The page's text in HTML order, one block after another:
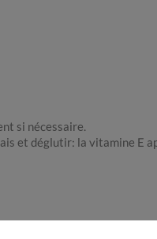
si nécessaire.
et déglutir: la vitamine